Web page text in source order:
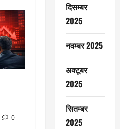
0
दिसम्बर
2025
नवम्बर 2025
अक्टूबर
2025
सितम्बर
2025